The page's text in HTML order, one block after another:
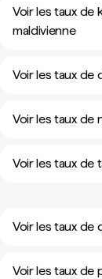
Voir les taux de
maldivienne
Voir les taux de
Voir les taux de
Voir les taux de
Voir les taux de
Voir les taux de